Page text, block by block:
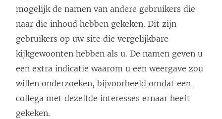
mogelijk de namen van andere gebruikers die
naar die inhoud hebben gekeken. Dit zijn
gebruikers op uw site die vergelijkbare
kijkgewoonten hebben als u. De namen geven u
een extra indicatie waarom u een weergave zou
willen onderzoeken, bijvoorbeeld omdat een
collega met dezelfde interesses ernaar heeft
gekeken.